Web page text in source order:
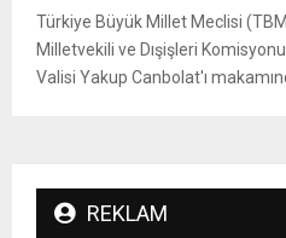
Türkiye Büyük Millet Meclisi
Milletvekili ve Dışişleri
Valisi Yakup Canbolat'ı
REKLAM